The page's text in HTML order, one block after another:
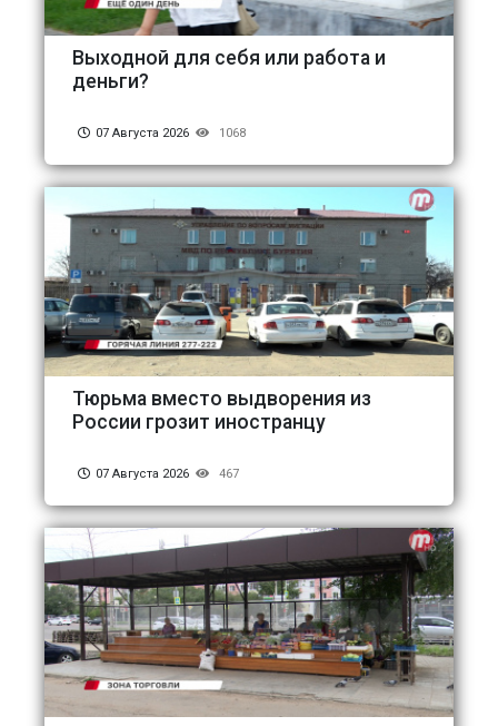
Выходной для себя или работа и
деньги?
07 Августа 2026 1068
Тюрьма вместо выдворения из
России грозит иностранцу
07 Августа 2026 467